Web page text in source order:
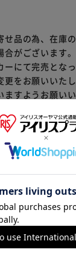
り寄せ商品の
ので、あらか
品の為、在庫
がございます。
ーにて完売とな
をお願いいたし
すようお願い
社指定の運送会
んが、【配達時
ん。ご了承くださ